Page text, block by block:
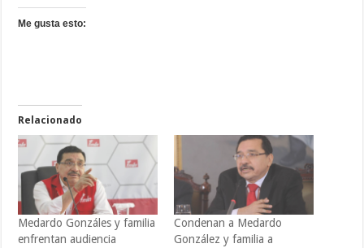
Me gusta esto:
Relacionado
Medardo Gonzáles y familia
enfrentan audiencia
Condenan a Medardo
González y familia a